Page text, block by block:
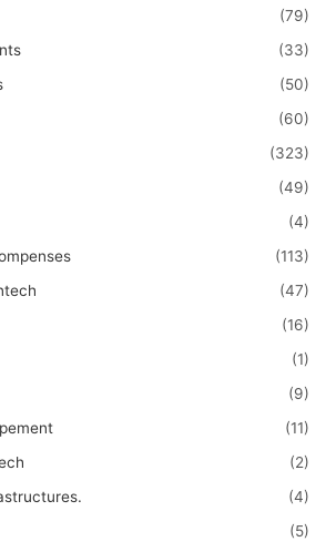
(79)
(33)
(50)
(60)
(323)
(49)
(4)
(113)
(47)
(16)
(1)
(9)
(11)
(2)
(4)
(5)